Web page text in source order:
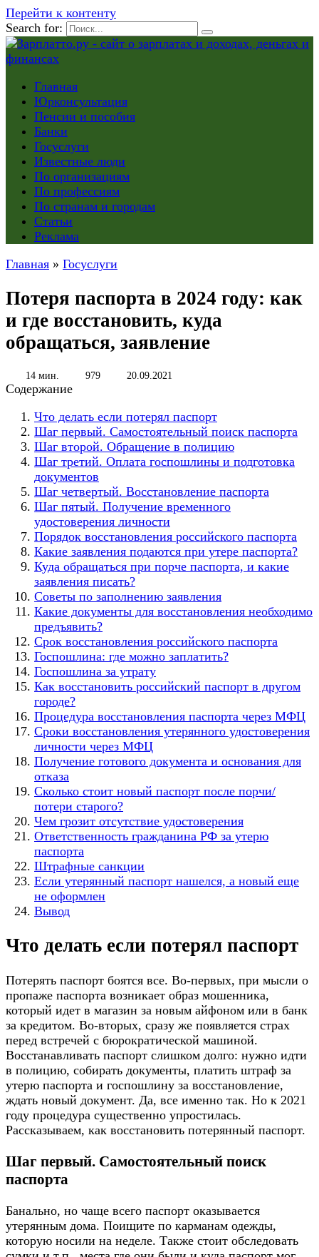
Перейти к контенту
Search for:
Главная
Юрконсультация
Пенсии и пособия
Банки
Госуслуги
Известные люди
По организациям
По профессиям
По странам и городам
Статьи
Реклама
Главная » Госуслуги
Потеря паспорта в 2024 году: как
и где восстановить, куда
обращаться, заявление
14 мин. 979 20.09.2021
Содержание
Что делать если потерял паспорт
Шаг первый. Самостоятельный поиск паспорта
Шаг второй. Обращение в полицию
Шаг третий. Оплата госпошлины и подготовка
документов
Шаг четвертый. Восстановление паспорта
Шаг пятый. Получение временного
удостоверения личности
Порядок восстановления российского паспорта
Какие заявления подаются при утере паспорта?
Куда обращаться при порче паспорта, и какие
заявления писать?
Советы по заполнению заявления
Какие документы для восстановления необходимо
предъявить?
Срок восстановления российского паспорта
Госпошлина: где можно заплатить?
Госпошлина за утрату
Как восстановить российский паспорт в другом
городе?
Процедура восстановления паспорта через МФЦ
Сроки восстановления утерянного удостоверения
личности через МФЦ
Получение готового документа и основания для
отказа
Сколько стоит новый паспорт после порчи/
потери старого?
Чем грозит отсутствие удостоверения
Ответственность гражданина РФ за утерю
паспорта
Штрафные санкции
Если утерянный паспорт нашелся, а новый еще
не оформлен
Вывод
Что делать если потерял паспорт
Потерять паспорт боятся все. Во-первых, при мысли о
пропаже паспорта возникает образ мошенника,
который идет в магазин за новым айфоном или в банк
за кредитом. Во-вторых, сразу же появляется страх
перед встречей с бюрократической машиной.
Восстанавливать паспорт слишком долго: нужно идти
в полицию, собирать документы, платить штраф за
утерю паспорта и госпошлину за восстановление,
ждать новый документ. Да, все именно так. Но к 2021
году процедура существенно упростилась.
Рассказываем, как восстановить потерянный паспорт.
Шаг первый. Самостоятельный поиск
паспорта
Банально, но чаще всего паспорт оказывается
утерянным дома. Поищите по карманам одежды,
которую носили на неделе. Также стоит обследовать